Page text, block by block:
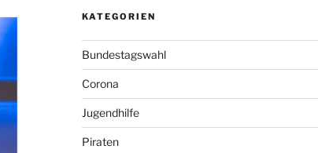
KATEGORIEN
Bundestagswahl
Corona
Jugendhilfe
Piraten